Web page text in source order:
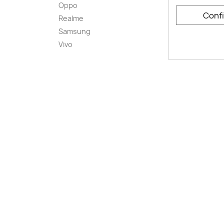
Oppo
Realme
Samsung
Vivo